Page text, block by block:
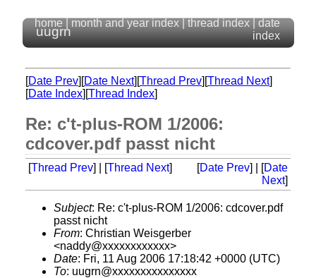
uugrn
home month and year index thread index
date
index
[Date Prev][Date Next][Thread Prev][Thread Next]
[Date Index][Thread Index]
Re: c't-plus-ROM 1/2006:
cdcover.pdf passt nicht
[Thread Prev] | [Thread Next] [Date Prev] | [Date
Next]
Subject: Re: c't-plus-ROM 1/2006: cdcover.pdf
passt nicht
From: Christian Weisgerber
<naddy@xxxxxxxxxxxx>
Date: Fri, 11 Aug 2006 17:18:42 +0000 (UTC)
To: uugrn@xxxxxxxxxxxxxxx